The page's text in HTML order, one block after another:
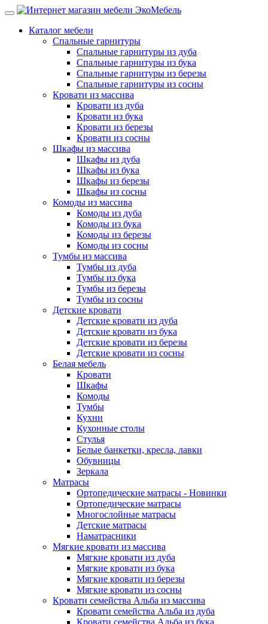
Каталог мебели
Спальные гарнитуры
Спальные гарнитуры из дуба
Спальные гарнитуры из бука
Спальные гарнитуры из березы
Спальные гарнитуры из сосны
Кровати из массива
Кровати из дуба
Кровати из бука
Кровати из березы
Кровати из сосны
Шкафы из массива
Шкафы из дуба
Шкафы из бука
Шкафы из березы
Шкафы из сосны
Комоды из массива
Комоды из дуба
Комоды из бука
Комоды из березы
Комоды из сосны
Тумбы из массива
Тумбы из дуба
Тумбы из бука
Тумбы из березы
Тумбы из сосны
Детские кровати
Детские кровати из дуба
Детские кровати из бука
Детские кровати из березы
Детские кровати из сосны
Белая мебель
Кровати
Шкафы
Комоды
Тумбы
Кухни
Кухонные столы
Стулья
Белые банкетки, кресла, лавки
Обувницы
Зеркала
Матрасы
Ортопедические матрасы - Новинки
Ортопедические матрасы
Многослойные матрасы
Детские матрасы
Наматрасники
Мягкие кровати из массива
Мягкие кровати из дуба
Мягкие кровати из бука
Мягкие кровати из березы
Мягкие кровати из сосны
Кровати семейства Альба из массива
Кровати семейства Альба из дуба
Кровати семейства Альба из бука